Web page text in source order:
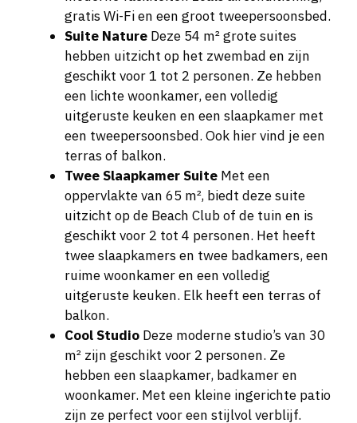
gratis Wi-Fi en een groot tweepersoonsbed.
Suite Nature Deze 54 m² grote suites
hebben uitzicht op het zwembad en zijn
geschikt voor 1 tot 2 personen. Ze hebben
een lichte woonkamer, een volledig
uitgeruste keuken en een slaapkamer met
een tweepersoonsbed. Ook hier vind je een
terras of balkon.
Twee Slaapkamer Suite Met een
oppervlakte van 65 m², biedt deze suite
uitzicht op de Beach Club of de tuin en is
geschikt voor 2 tot 4 personen. Het heeft
twee slaapkamers en twee badkamers, een
ruime woonkamer en een volledig
uitgeruste keuken. Elk heeft een terras of
balkon.
Cool Studio Deze moderne studio’s van 30
m² zijn geschikt voor 2 personen. Ze
hebben een slaapkamer, badkamer en
woonkamer. Met een kleine ingerichte patio
zijn ze perfect voor een stijlvol verblijf.